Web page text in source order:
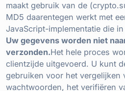
maakt gebruik van de
MD5 daarentegen werkt met
JavaScript-implementatie die
Uw gegevens worden niet
verzonden.Het hele proces
clientzijde uitgevoerd. U kunt
gebruiken voor het vergelijken
wachtwoorden, het verifiëren